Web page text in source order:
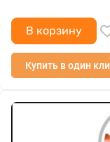
В корзину
Купить в один